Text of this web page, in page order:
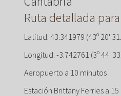
Ruta detallada
Latitud: 43.341979 (43º 20'
Longitud: -3.742761 (3º 44'
Aeropuerto a 10 minutos
Estación Brittany Ferries a